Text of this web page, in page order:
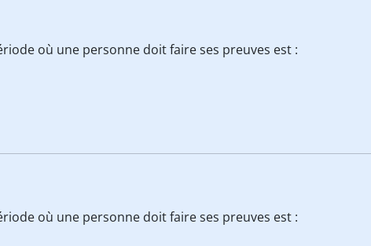
où une personne doit faire ses preuves est :
où une personne doit faire ses preuves est :